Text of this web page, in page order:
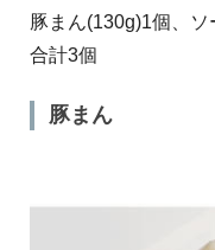
豚まん(130g)1個、
合計3個
豚まん